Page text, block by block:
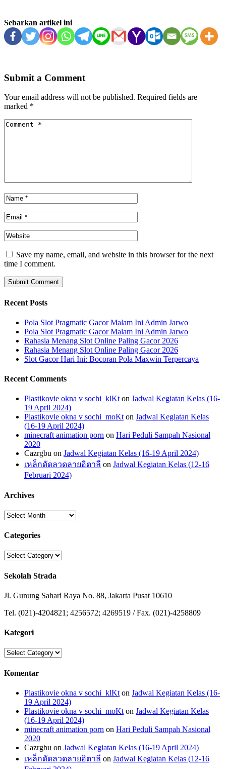
Sebarkan artikel ini
Submit a Comment
Your email address will not be published. Required fields are
marked *
Save my name, email, and website in this browser for the next
time I comment.
Recent Posts
Pola Slot Pragmatic Gacor Malam Ini Admin Jarwo
Pola Slot Pragmatic Gacor Malam Ini Admin Jarwo
Rahasia Menang Slot Online Paling Gacor 2026
Rahasia Menang Slot Online Paling Gacor 2026
Slot Gacor Hari Ini: Bocoran Pola Maxwin Terpercaya
Recent Comments
Plastikovie okna v sochi_klKt on Jadwal Kegiatan Kelas (16-
19 April 2024)
Plastikovie okna v sochi_moKt on Jadwal Kegiatan Kelas
(16-19 April 2024)
minecraft animation porn on Hari Peduli Sampah Nasional
2020
Cazrgbu on Jadwal Kegiatan Kelas (16-19 April 2024)
เหล็กดัดลวดลายอิตาลี on Jadwal Kegiatan Kelas (12-16
Februari 2024)
Archives
Archives
Categories
Categories
Sekolah Strada
Jl. Gunung Sahari Raya No. 88, Jakarta Pusat 10610
Tel. (021)-4204821; 4256572; 4269519 / Fax. (021)-4258809
Kategori
Kategori
Komentar
Plastikovie okna v sochi_klKt on Jadwal Kegiatan Kelas (16-
19 April 2024)
Plastikovie okna v sochi_moKt on Jadwal Kegiatan Kelas
(16-19 April 2024)
minecraft animation porn on Hari Peduli Sampah Nasional
2020
Cazrgbu on Jadwal Kegiatan Kelas (16-19 April 2024)
เหล็กดัดลวดลายอิตาลี on Jadwal Kegiatan Kelas (12-16